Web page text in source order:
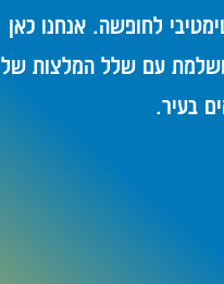
לחופשה. אנחנו כאן
עם שלל המלצות של
בעיר.